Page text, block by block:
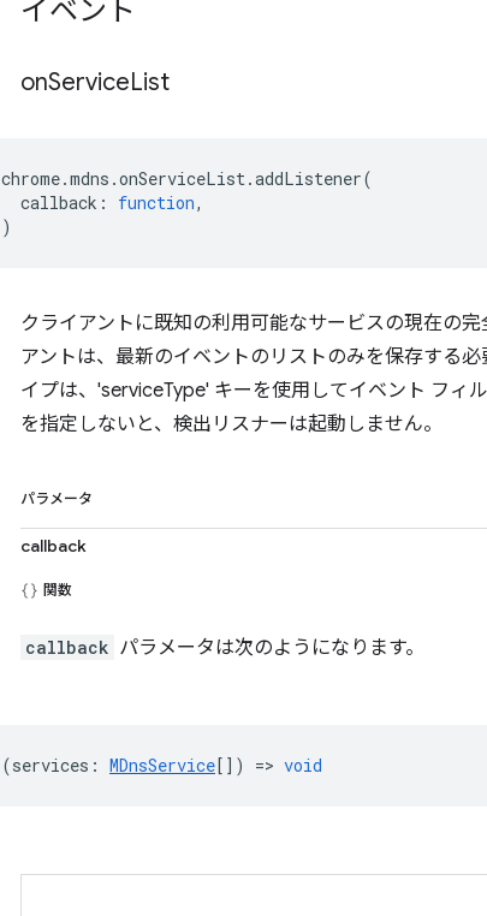
イベント
onServiceList
chrome.mdns .onServiceList.addListener(
callback : function,
)
クライアントに既知の利用可能なサービスの現在の
アントは、最新のイベントのリストのみを保存する
イプは、'serviceType' キーを使用してイベント フィ
を指定しないと、検出リスナーは起動しません。
パラメータ
callback
関数
callback パラメータは次のようになります。
(services : MDnsService[]) => void